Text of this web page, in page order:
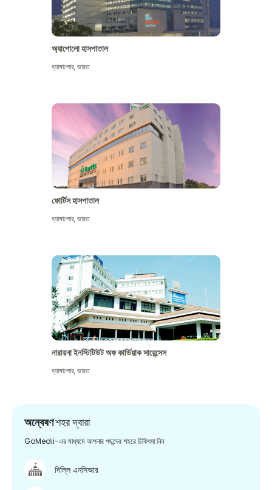
অ্যাপোলো হাসপাতাল
ব্যাঙ্গালোর,ভারত
ফোর্টিস হাসপাতাল
ব্যাঙ্গালোর,ভারত
নারায়না ইনস্টিটিউট অফ কার্ডিয়াক সায়েন্সেস
ব্যাঙ্গালোর,ভারত
অন্বেষণশহর দ্বারা
GoMedii-এর মাধ্যমে আপনার পছন্দের শহরে চিকিৎসা নিন
দিল্লি এনসিআর